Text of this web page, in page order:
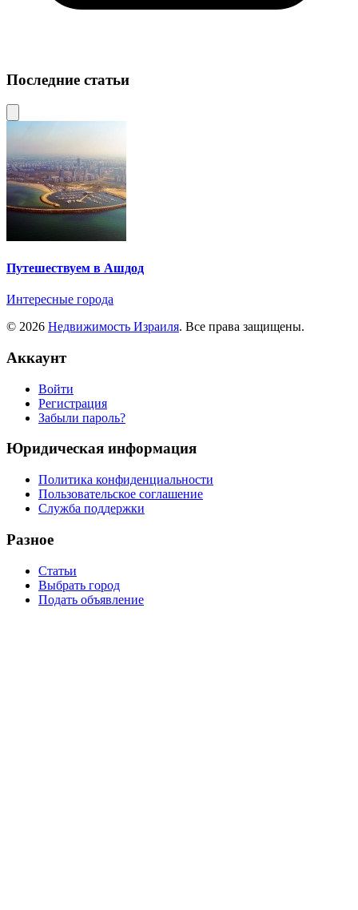
Последние статьи
Путешествуем в Ашдод
Интересные города
© 2026 Недвижимость Израиля. Все права защищены.
Аккаунт
Войти
Регистрация
Забыли пароль?
Юридическая информация
Политика конфиденциальности
Пользовательское соглашение
Служба поддержки
Разное
Статьи
Выбрать город
Подать объявление